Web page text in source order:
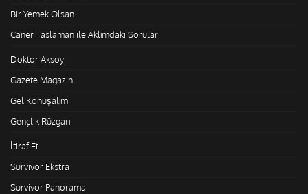
Bir Yemek Olsan
Caner Taslaman ile Aklımdaki Sorular
Doktor Aksoy
Gazete Magazin
Gel Konuşalım
Gençlik Rüzgarı
İtiraf Et
Survivor Ekstra
Survivor Panorama